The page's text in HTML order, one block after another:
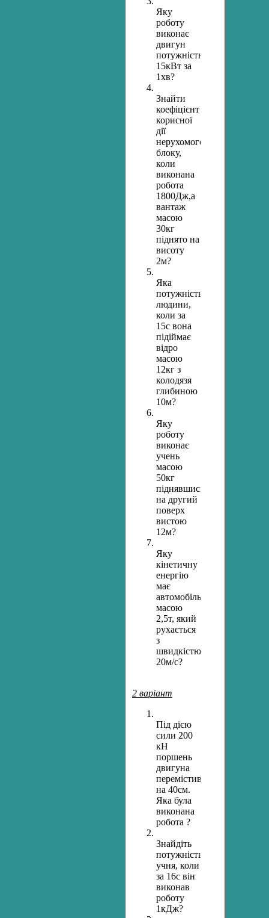
Яку
роботу
виконає
двигун
потужністю
15кВт за
1хв?
Знайти
коефіцієнт
корисної
дії
нерухомого
блоку,
коли
виконана
робота
1800Дж,а
вантаж
масою
30кг
піднято на
висоту
2м?
Яка
потужність
людини,
коли за
15с вона
підіймає
відро
масою
12кг з
колодязя
глибиною
10м?
Яку
роботу
виконає
учень
масою
50кг
піднявшись
на другий
поверх
вистою
12м?
Яку
кінетичну
енергію
має
автомобіль
масою
2,5т, який
рухається
з
швидкістю
20м/с?
2 варіант
Під дією
сили 200
кН
поршень
двигуна
перемістився
на 40см.
Яка була
виконана
робота ?
Знайдіть
потужність
учня, коли
за 16с він
виконав
роботу
1кДж?